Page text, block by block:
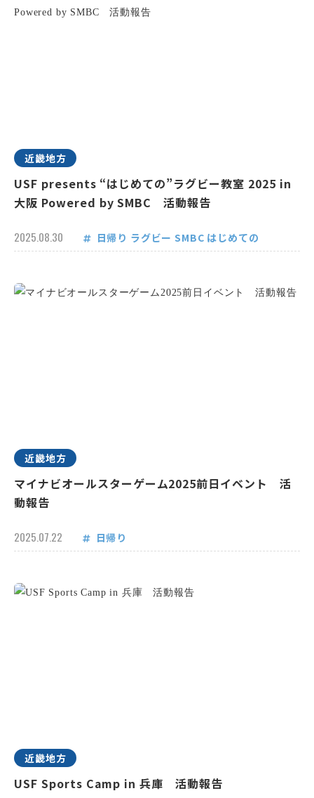
近畿地方
USF presents “はじめての”ラグビー教室 2025 in
大阪 Powered by SMBC 活動報告
2025.08.30 日帰り ラグビー SMBC はじめての
近畿地方
マイナビオールスターゲーム2025前日イベント 活
動報告
2025.07.22 日帰り
近畿地方
USF Sports Camp in 兵庫 活動報告